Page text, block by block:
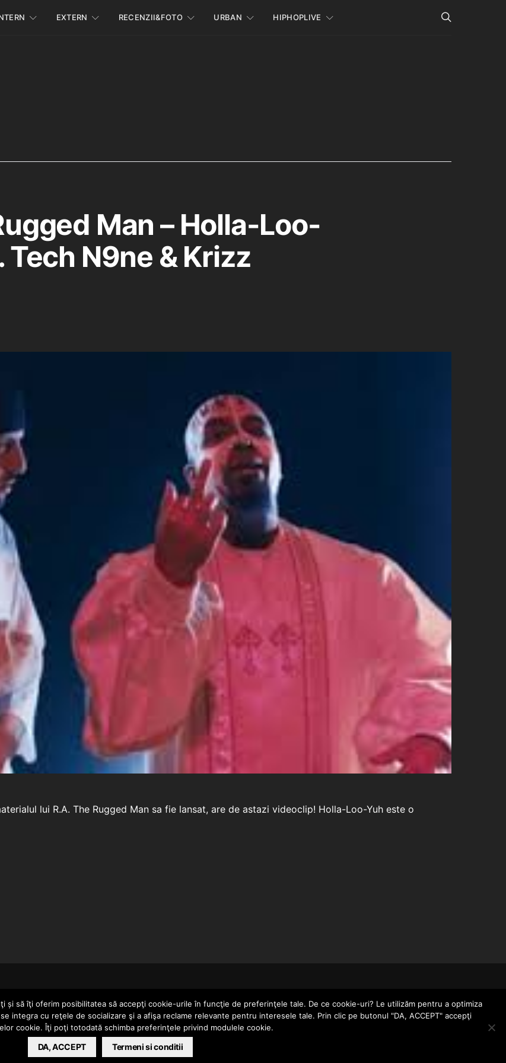
EXTERN RECENZII&FOTO URBAN HIPHOPLIVE
Man – Holla-Loo-
Tech N9ne & Krizz
lui R.A. The Rugged Man sa fie lansat, are de astazi videoclip! Holla-Loo-Yuh este o
HOME CONTACT POLITICĂ DE CONFIDENȚIALITATE
SRL
să îţi oferim posibilitatea să accepţi cookie-urile în funcţie de preferinţele tale. De ce cookie-uri? Le utilizăm pentru a optimiza
integra cu reţele de socializare şi a afişa reclame relevante pentru interesele tale. Prin clic pe butonul "DA, ACCEPT" accepţi
cookie. Îţi poţi totodată schimba preferinţele privind modulele cookie.
DA, ACCEPT Termeni si conditii